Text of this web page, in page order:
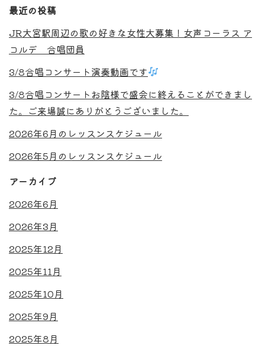
最近の投稿
JR大宮駅周辺の歌の好きな女性大募集！女声コーラス ア
コルデ 合唱団員
3/8合唱コンサート演奏動画です
3/8合唱コンサートお陰様で盛会に終えることができまし
た。ご来場誠にありがとうございました。
2026年6月のレッスンスケジュール
2026年5月のレッスンスケジュール
アーカイブ
2026年6月
2026年3月
2025年12月
2025年11月
2025年10月
2025年9月
2025年8月